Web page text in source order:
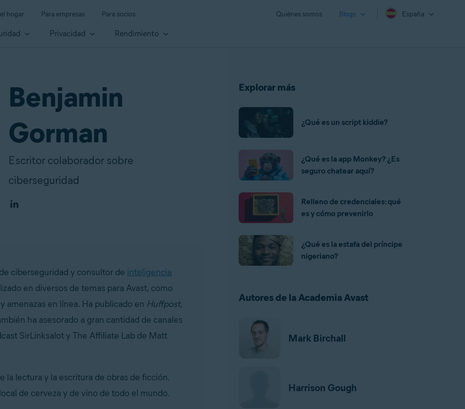
hogar Para empresas Para socios Quiénes somos Blogs España
Privacidad Rendimiento
Benjamin
Gorman
Escritor colaborador sobre
ciberseguridad
ciberseguridad y consultor de inteligencia
en diversos de temas para Avast, como
en línea. Ha publicado en Huffpost,
ha asesorado a gran cantidad de canales
SirLinksalot y The Affiliate Lab de Matt
la lectura y la escritura de obras de ficción.
de cerveza y de vino de todo el mundo.
Explorar más
¿Qué es un script kiddie?
¿Qué es la app Monkey? ¿Es
seguro chatear aquí?
Relleno de credenciales: qué
es y cómo prevenirlo
¿Qué es la estafa del príncipe
nigeriano?
Autores de la Academia Avast
Mark Birchall
Harrison Gough